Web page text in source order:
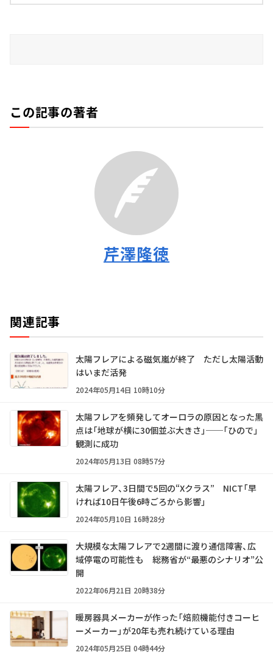
この記事の著者
芹澤隆徳
関連記事
太陽フレアによる磁気嵐が終了 ただし太陽活動
はいまだ活発
2024年05月14日 10時10分
太陽フレアを頻発してオーロラの原因となった黒
点は「地球が横に30個並ぶ大きさ」──「ひので」
観測に成功
2024年05月13日 08時57分
太陽フレア、3日間で5回の“Xクラス” NICT「早
ければ10日午後6時ごろから影響」
2024年05月10日 16時28分
大規模な太陽フレアで2週間に渡り通信障害、広
域停電の可能性も 総務省が“最悪のシナリオ”公
開
2022年06月21日 20時38分
暖房器具メーカーが作った「焙煎機能付きコーヒ
ーメーカー」が20年も売れ続けている理由
2024年05月25日 04時44分